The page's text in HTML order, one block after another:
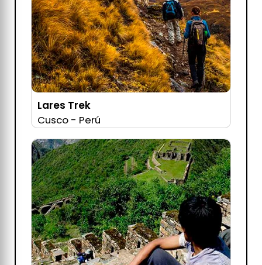
Lares Trek
Cusco - Perú